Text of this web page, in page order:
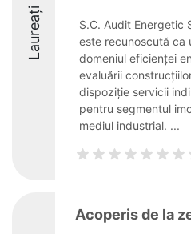
Laureați
S.C. Audit Energetic
este recunoscută ca
domeniul eficienței
evaluării
dispoziție servicii
pentru segmentul
mediul industrial. ...
Acoperis de la